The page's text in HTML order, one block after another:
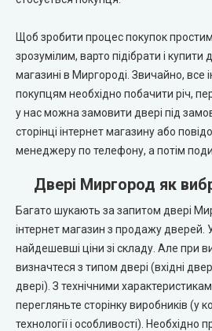
EcoDoors (Екодорс)
Щоб зробити процес покупок
зрозумілим, варто підібрати і купити
магазині в Миргороді. Звичайно, все
покупцям необхідно побачити річ,
у нас можна замовити двері під
сторінці інтернет магазину або
менеджеру по телефону, а потім
Двері Миргород як
Багато шукають за запитом двері
інтернет магазин з продажу дверей.
найдешевші ціни зі складу. Але при
визначтеся з типом двері (вхідні
двері). З технічними
перегляньте сторінку виробників (у
технології і особливості). Необхідно